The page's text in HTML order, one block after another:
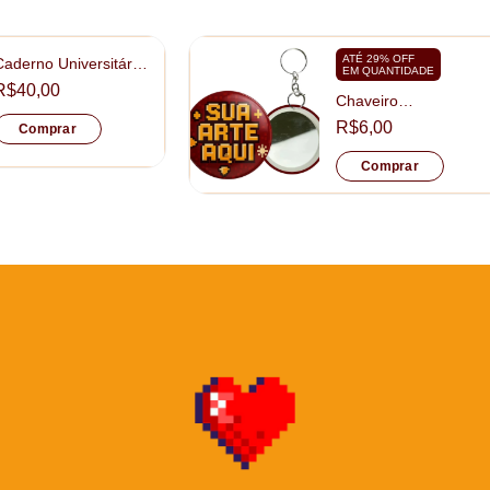
Universitário
20x28cm
Comprar
ATÉ 29% OFF
EM QUANTIDADE
Chaveiro
Personalizado Mini
Espelho tamanho
5,5cm
R$6,00
Comprar